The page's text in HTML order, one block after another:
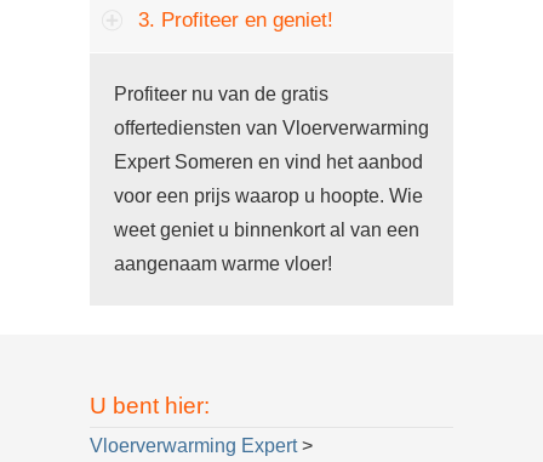
3. Profiteer en geniet!
Profiteer nu van de gratis
offertediensten van Vloerverwarming
Expert Someren en vind het aanbod
voor een prijs waarop u hoopte. Wie
weet geniet u binnenkort al van een
aangenaam warme vloer!
U bent hier:
Vloerverwarming Expert>